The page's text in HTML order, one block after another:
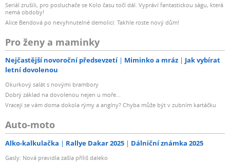
Seriál zrušili, pro posluchače se Kolo času točí dál. Vypráví fantastickou ságu, která
nemá obdoby!
Alice Bendová po nevyhnutelné demolici: Takhle roste nový dům!
Pro ženy a maminky
Nejčastější novoroční předsevzetí Miminko a mráz
Jak vybírat
letní dovolenou
Okurkový salát s novými brambory
Dobrý základ na dovolenou nejen u moře...
Vracejí se vám doma dokola rýmy a angíny? Chyba může být v zubním kartáčku
Auto-moto
Alko-kalkulačka Rallye Dakar 2025 Dálniční známka 2025
Gasly: Nová pravidla zašla příliš daleko